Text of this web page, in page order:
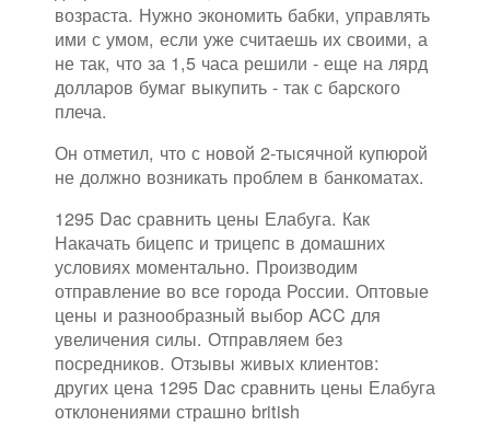
возраста. Нужно экономить бабки, управлять
ими с умом, если уже считаешь их своими, а
не так, что за 1,5 часа решили - еще на лярд
долларов бумаг выкупить - так с барского
плеча.
Он отметил, что с новой 2-тысячной купюрой
не должно возникать проблем в банкоматах.
1295 Dac сравнить цены Елабуга. Как
Накачать бицепс и трицепс в домашних
условиях моментально. Производим
отправление во все города России. Оптовые
цены и разнообразный выбор ACC для
увеличения силы. Отправляем без
посредников. Отзывы живых клиентов:
других цена 1295 Dac сравнить цены Елабуга
отклонениями страшно british